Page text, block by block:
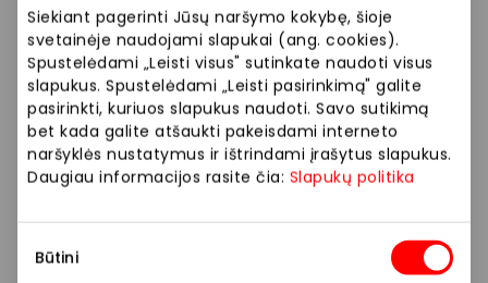
Siekiant pagerinti Jūsų naršymo kokybę, šioje
svetainėje naudojami slapukai (ang. cookies).
Spustelėdami „Leisti visus" sutinkate naudoti visus
slapukus. Spustelėdami „Leisti pasirinkimą" galite
pasirinkti, kuriuos slapukus naudoti. Savo sutikimą
bet kada galite atšaukti pakeisdami interneto
naršyklės nustatymus ir ištrindami įrašytus slapukus.
Daugiau informacijos rasite čia: Slapukų politika
pasirinkimas
Būtini
Stengiamės kuo tiksliau pateikti aktualią
informaciją, tačiau, jei kyla neatitikimų tarp mūsų
tinklalapyje pateiktos informacijos ir faktinės
informacijos parduotuvėje ar paslaugų teikimo
vietoje, visada vadovaukitės tuo, kas nurodyta
konkrečioje parduotuvėje ar paslaugų teikimo
vietoje.
Visais klausimais, susijusiais su konkrečiomis
nuolaidomis bei vykstančiomis akcijomis,